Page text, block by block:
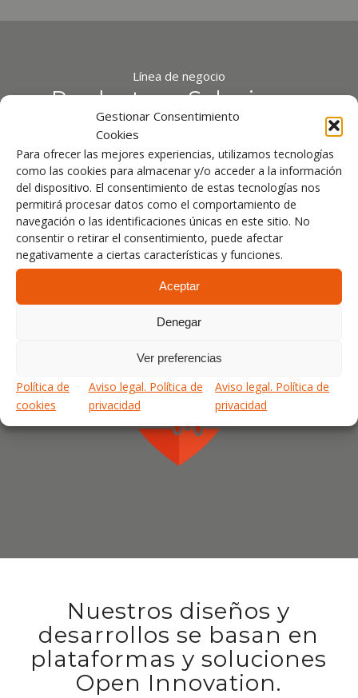
Gestionar Consentimiento
Cookies
Para ofrecer las mejores experiencias, utilizamos tecnologías
como las cookies para almacenar y/o acceder a la información
del dispositivo. El consentimiento de estas tecnologías nos
permitirá procesar datos como el comportamiento de
navegación o las identificaciones únicas en este sitio. No
consentir o retirar el consentimiento, puede afectar
negativamente a ciertas características y funciones.
Aceptar
Denegar
Ver preferencias
Política de
cookies
Aviso legal. Política de
privacidad
Aviso legal. Política de
privacidad
Línea de negocio
Productos y Soluciones
Virtualización de espacios
Nuestros diseños y
desarrollos se basan en
plataformas y soluciones
Open Innovation.